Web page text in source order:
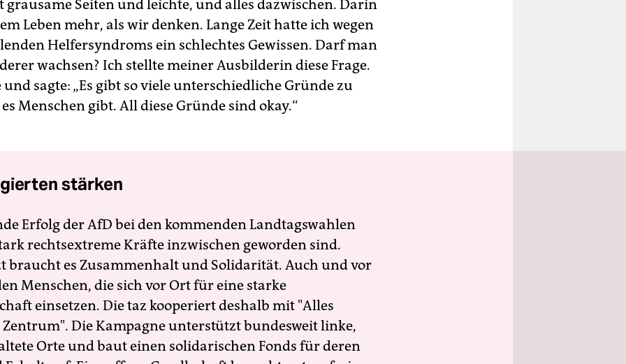
grausame Seiten und leichte, und alles dazwischen. Darin
Leben mehr, als wir denken. Lange Zeit hatte ich wegen
Helfersyndroms ein schlechtes Gewissen. Darf man
wachsen? Ich stellte meiner Ausbilderin diese Frage.
und sagte: „Es gibt so viele unterschiedliche Gründe zu
Menschen gibt. All diese Gründe sind okay.“
stärken
Erfolg der AfD bei den kommenden Landtagswahlen
rechtsextreme Kräfte inzwischen geworden sind.
braucht es Zusammenhalt und Solidarität. Auch und vor
Menschen, die sich vor Ort für eine starke
einsetzen. Die taz kooperiert deshalb mit "Alles
Die Kampagne unterstützt bundesweit linke,
Orte und baut einen solidarischen Fonds für deren